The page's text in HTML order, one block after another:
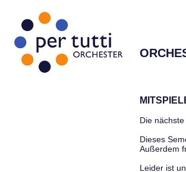
Die
Dieses
Außerdem
Leider ist